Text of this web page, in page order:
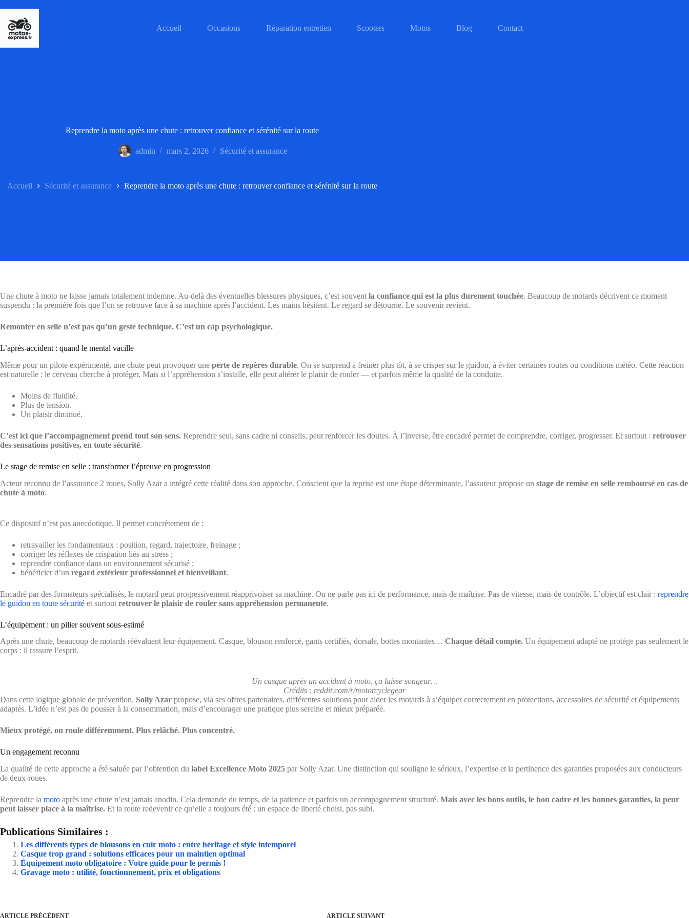
contenu
Accueil Occasions Réparation entretien Scooters Motos Blog Contact
Reprendre la moto après une chute : retrouver confiance et sérénité sur la route
admin mars 2, 2026 Sécurité et assurance
Accueil Sécurité et assurance Reprendre la moto après une chute : retrouver confiance et sérénité sur la route
Une chute à moto ne laisse jamais totalement indemne. Au-delà des éventuelles blessures physiques, c’est souvent la confiance qui est la plus durement touchée. Beaucoup de motards décrivent ce moment
suspendu : la première fois que l’on se retrouve face à sa machine après l’accident. Les mains hésitent. Le regard se détourne. Le souvenir revient.
Remonter en selle n’est pas qu’un geste technique. C’est un cap psychologique.
L’après-accident : quand le mental vacille
Même pour un pilote expérimenté, une chute peut provoquer une perte de repères durable. On se surprend à freiner plus tôt, à se crisper sur le guidon, à éviter certaines routes ou conditions météo. Cette réaction
est naturelle : le cerveau cherche à protéger. Mais si l’appréhension s’installe, elle peut altérer le plaisir de rouler — et parfois même la qualité de la conduite.
Moins de fluidité.
Plus de tension.
Un plaisir diminué.
C’est ici que l’accompagnement prend tout son sens. Reprendre seul, sans cadre ni conseils, peut renforcer les doutes. À l’inverse, être encadré permet de comprendre, corriger, progresser. Et surtout : retrouver
des sensations positives, en toute sécurité.
Le stage de remise en selle : transformer l’épreuve en progression
Acteur reconnu de l’assurance 2 roues, Solly Azar a intégré cette réalité dans son approche. Conscient que la reprise est une étape déterminante, l’assureur propose un stage de remise en selle remboursé en cas de
chute à moto.
Ce dispositif n’est pas anecdotique. Il permet concrètement de :
retravailler les fondamentaux : position, regard, trajectoire, freinage ;
corriger les réflexes de crispation liés au stress ;
reprendre confiance dans un environnement sécurisé ;
bénéficier d’un regard extérieur professionnel et bienveillant.
Encadré par des formateurs spécialisés, le motard peut progressivement réapprivoiser sa machine. On ne parle pas ici de performance, mais de maîtrise. Pas de vitesse, mais de contrôle. L’objectif est clair : reprendre
le guidon en toute sécurité et surtout retrouver le plaisir de rouler sans appréhension permanente.
L’équipement : un pilier souvent sous-estimé
Après une chute, beaucoup de motards réévaluent leur équipement. Casque, blouson renforcé, gants certifiés, dorsale, bottes montantes… Chaque détail compte. Un équipement adapté ne protège pas seulement le
corps : il rassure l’esprit.
Un casque après un accident à moto, ça laisse songeur…
Crédits : reddit.com/r/motorcyclegear
Dans cette logique globale de prévention, Solly Azar propose, via ses offres partenaires, différentes solutions pour aider les motards à s’équiper correctement en protections, accessoires de sécurité et équipements
adaptés. L’idée n’est pas de pousser à la consommation, mais d’encourager une pratique plus sereine et mieux préparée.
Mieux protégé, on roule différemment. Plus relâché. Plus concentré.
Un engagement reconnu
La qualité de cette approche a été saluée par l’obtention du label Excellence Moto 2025 par Solly Azar. Une distinction qui souligne le sérieux, l’expertise et la pertinence des garanties proposées aux conducteurs
de deux-roues.
Reprendre la moto après une chute n’est jamais anodin. Cela demande du temps, de la patience et parfois un accompagnement structuré. Mais avec les bons outils, le bon cadre et les bonnes garanties, la peur
peut laisser place à la maîtrise. Et la route redevenir ce qu’elle a toujours été : un espace de liberté choisi, pas subi.
Publications Similaires :
Les différents types de blousons en cuir moto : entre héritage et style intemporel
Casque trop grand : solutions efficaces pour un maintien optimal
Équipement moto obligatoire : Votre guide pour le permis !
Gravage moto : utilité, fonctionnement, prix et obligations
ARTICLE PRÉCÉDENT ARTICLE SUIVANT